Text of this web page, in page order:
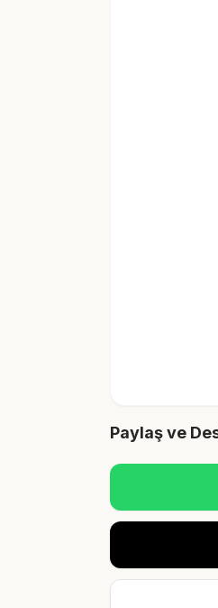
Paylaş ve